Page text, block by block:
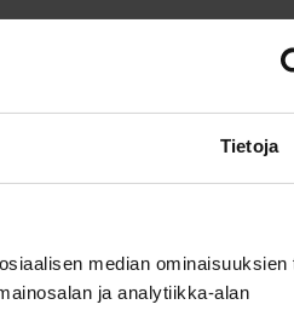
Tietoja
median ominaisuuksien
ja analytiikka-alan